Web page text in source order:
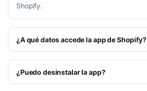
Shopify.
¿A qué datos accede la app de Shopify?
¿Puedo desinstalar la app?